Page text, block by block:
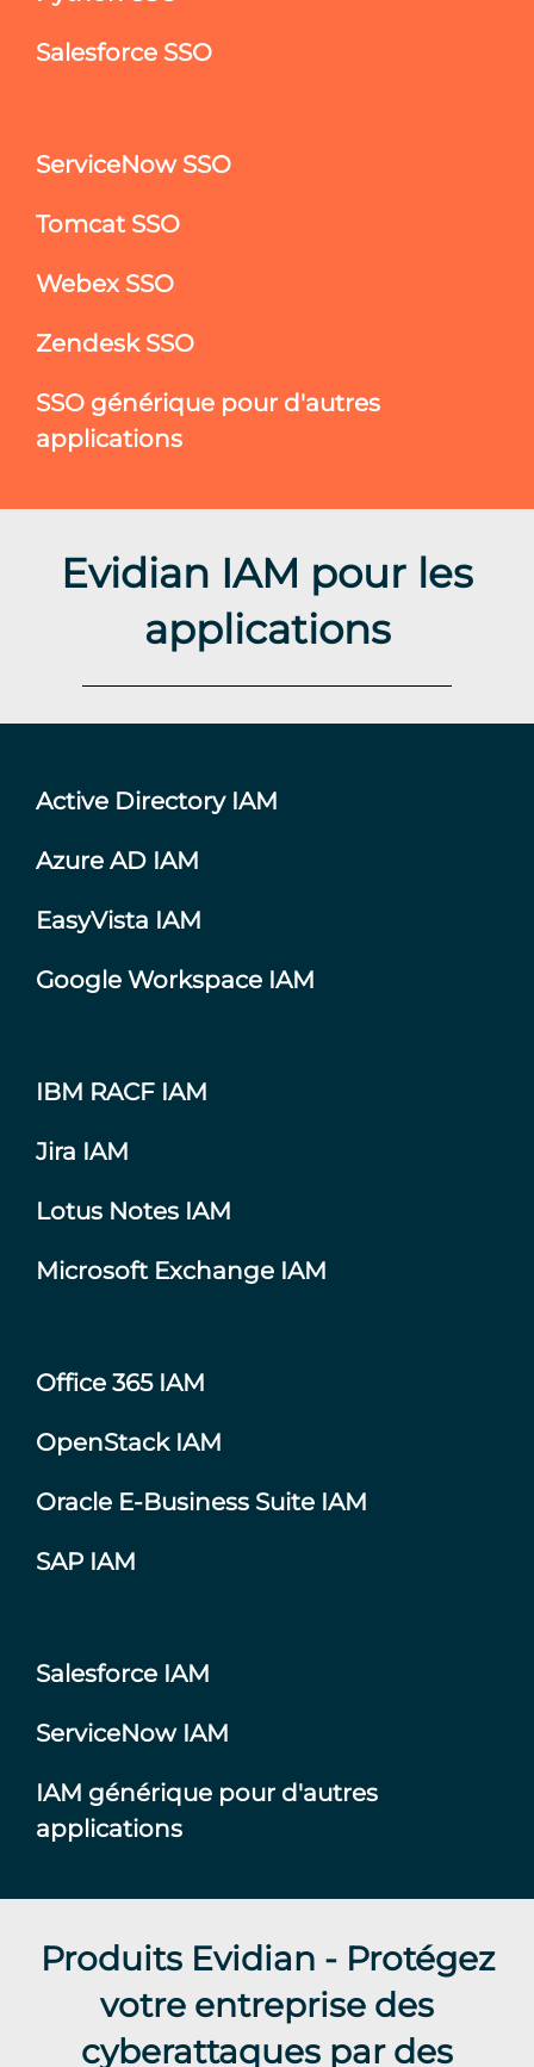
Salesforce SSO
ServiceNow SSO
Tomcat SSO
Webex SSO
Zendesk SSO
SSO générique pour d'autres
applications
Evidian IAM pour les
applications
Active Directory IAM
Azure AD IAM
EasyVista IAM
Google Workspace IAM
IBM RACF IAM
Jira IAM
Lotus Notes IAM
Microsoft Exchange IAM
Office 365 IAM
OpenStack IAM
Oracle E-Business Suite IAM
SAP IAM
Salesforce IAM
ServiceNow IAM
IAM générique pour d'autres
applications
Produits Evidian - Protégez
votre entreprise des
cyberattaques par des